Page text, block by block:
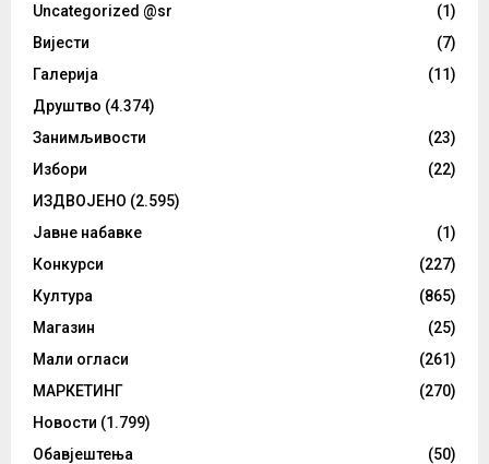
Uncategorized @sr
(1)
Вијести
(7)
Галерија
(11)
Друштво (4.374)
Занимљивости
(23)
Избори
(22)
ИЗДВОЈЕНО (2.595)
Јавне набавке
(1)
Конкурси
(227)
Култура
(865)
Магазин
(25)
Мали огласи
(261)
МАРКЕТИНГ
(270)
Новости (1.799)
Обавјештења
(50)